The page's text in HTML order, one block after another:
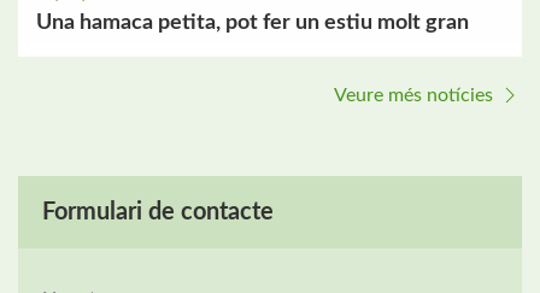
Una hamaca petita, pot fer un estiu molt gran
Veure més notícies
Formulari de contacte